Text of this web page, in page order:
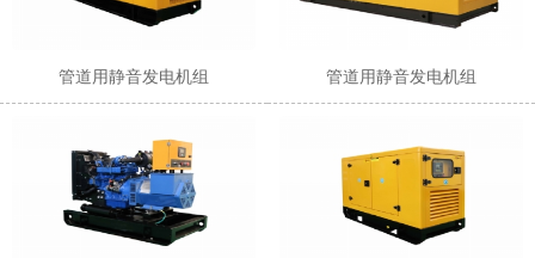
管道用静音发电机组 管道用静音发电机组